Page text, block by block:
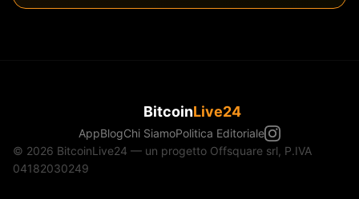
BitcoinLive24
AppBlogChi SiamoPolitica Editoriale
© 2026 BitcoinLive24 — un progetto Offsquare srl, P.IVA
04182030249